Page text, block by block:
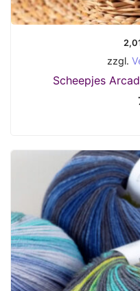
zzgl.
Scheepjes